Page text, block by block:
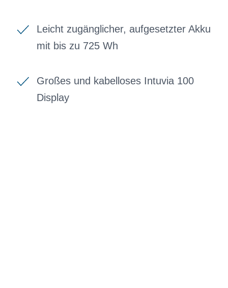
Leicht zugänglicher, aufgesetzter Akku
mit bis zu 725 Wh
Großes und kabelloses Intuvia 100
Display